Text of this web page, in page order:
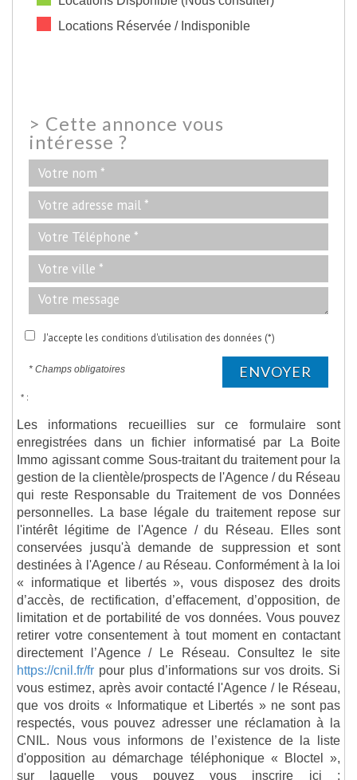
Locations Réservée / Indisponible
> Cette annonce vous
intéresse ?
J'accepte les conditions d'utilisation des données (*)
* Champs obligatoires ENVOYER
* :
Les informations recueillies sur ce formulaire sont
enregistrées dans un fichier informatisé par La Boite
Immo agissant comme Sous-traitant du traitement pour la
gestion de la clientèle/prospects de l'Agence / du Réseau
qui reste Responsable du Traitement de vos Données
personnelles. La base légale du traitement repose sur
l'intérêt légitime de l'Agence / du Réseau. Elles sont
conservées jusqu'à demande de suppression et sont
destinées à l'Agence / au Réseau. Conformément à la loi
« informatique et libertés », vous disposez des droits
d’accès, de rectification, d’effacement, d’opposition, de
limitation et de portabilité de vos données. Vous pouvez
retirer votre consentement à tout moment en contactant
directement l’Agence / Le Réseau. Consultez le site
https://cnil.fr/fr pour plus d’informations sur vos droits. Si
vous estimez, après avoir contacté l'Agence / le Réseau,
que vos droits « Informatique et Libertés » ne sont pas
respectés, vous pouvez adresser une réclamation à la
CNIL. Nous vous informons de l’existence de la liste
d'opposition au démarchage téléphonique « Bloctel »,
sur laquelle vous pouvez vous inscrire ici :